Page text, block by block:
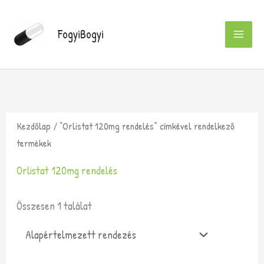
content
FogyiBogyi
Kezdőlap / “Orlistat 120mg rendelés” címkével rendelkező
termékek
Orlistat 120mg rendelés
Összesen 1 találat